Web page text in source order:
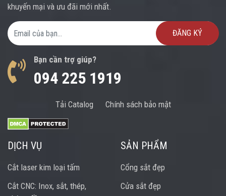
khuyến mại và ưu đãi mới nhất.
Email Address
Bạn cần trợ giúp?
094 225 1919
Tải Catalog Chính sách bảo mật
DỊCH VỤ
Cắt laser kim loại tấm
Cắt CNC: Inox, sắt, thép,
SẢN PHẨM
Cổng sắt đẹp
Cửa sắt đẹp